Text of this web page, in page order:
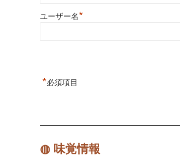
ユーザー名*
*必須項目
◍ 味覚情報